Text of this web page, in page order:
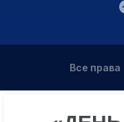
Все